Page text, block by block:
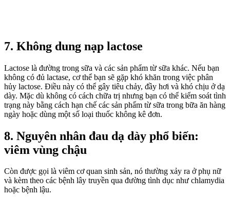
7. Không dung nạp lactose
Lactose là đường trong sữa và các sản phẩm từ sữa khác. Nếu bạn
không có đủ lactase, cơ thể bạn sẽ gặp khó khăn trong việc phân
hủy lactose. Điều này có thể gây tiêu chảy, đầy hơi và khó chịu ở dạ
dày. Mặc dù không có cách chữa trị nhưng bạn có thể kiểm soát tình
trạng này bằng cách hạn chế các sản phẩm từ sữa trong bữa ăn hàng
ngày hoặc dùng một số loại thuốc không kê đơn.
8. Nguyên nhân đau dạ dày phổ biến:
viêm vùng chậu
Còn được gọi là viêm cơ quan sinh sản, nó thường xảy ra ở phụ nữ
và kèm theo các bệnh lây truyền qua đường tình dục như chlamydia
hoặc bệnh lậu.